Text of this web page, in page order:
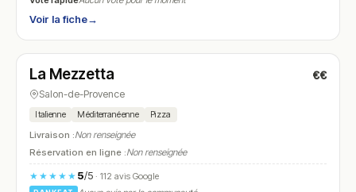
Voir la fiche→
N° 11
La Mezzetta €€
Salon-de-Provence
Italienne Méditerranéenne Pizza
Livraison :Non renseignée
Réservation en ligne :Non renseignée
★★★★★ 5/5· 112 avis Google